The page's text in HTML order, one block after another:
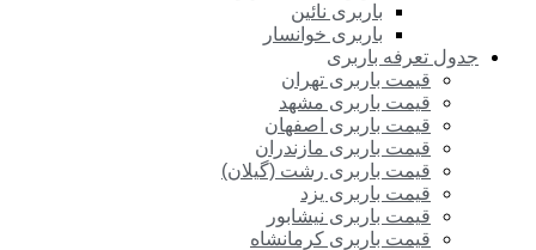
باربری نائین
باربری خوانسار
جدول تعرفه باربری
قیمت باربری تهران
قیمت باربری مشهد
قیمت باربری اصفهان
قیمت باربری مازندران
قیمت باربری رشت (گیلان)
قیمت باربری یزد
قیمت باربری نیشابور
قیمت باربری کرمانشاه